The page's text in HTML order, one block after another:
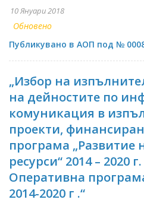
10 Януари 2018
Обновено
Публикувано в АОП под №
„Избор на
на дейностите по
комуникация в
проекти,
програма „Развитие
ресурси“ 2014 – 2020
Оперативна
2014-2020 г .“